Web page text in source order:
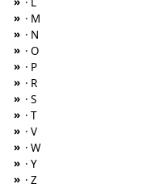
» · M
» · N
» · O
» · P
» · R
» · S
» · T
» · V
» · W
» · Y
» · Z